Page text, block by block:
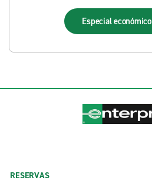
Especial económico
RESERVAS